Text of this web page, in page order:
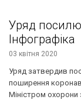
Уряд
Інфографіка
03 квітня 2020
Уряд затвердив
поширення
Міністром охорони